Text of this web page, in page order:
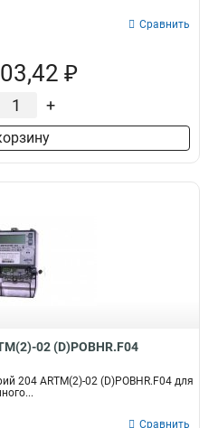
Сравнить
₽
+
02 (D)POBHR.F04
204 ARTM(2)-02 (D)POBHR.F04 для
Сравнить